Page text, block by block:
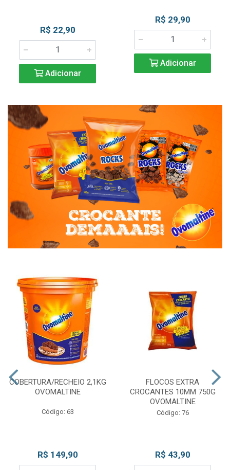
R$ 22,90
Adicionar
R$ 29,90
Adicionar
COBERTURA/RECHEIO 2,1KG
OVOMALTINE
Código: 63
R$ 149,90
FLOCOS EXTRA
CROCANTES 10MM 750G
OVOMALTINE
Código: 76
R$ 43,90